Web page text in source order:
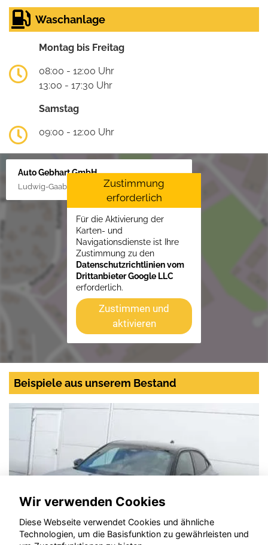
Waschanlage
Montag bis Freitag
08:00 - 12:00 Uhr
13:00 - 17:30 Uhr
Samstag
09:00 - 12:00 Uhr
Auto Gebhart GmbH
Ludwig-Gaab-Str. 4, 88427 Bad Schussenried
Zustimmung
erforderlich
Für die Aktivierung der
Karten- und
Navigationsdienste ist Ihre
Zustimmung zu den
Datenschutzrichtlinien vom
Drittanbieter Google LLC
erforderlich.
Zustimmen und
aktivieren
Beispiele aus unserem Bestand
Wir verwenden Cookies
Diese Webseite verwendet Cookies und ähnliche
Technologien, um die Basisfunktion zu gewährleisten und